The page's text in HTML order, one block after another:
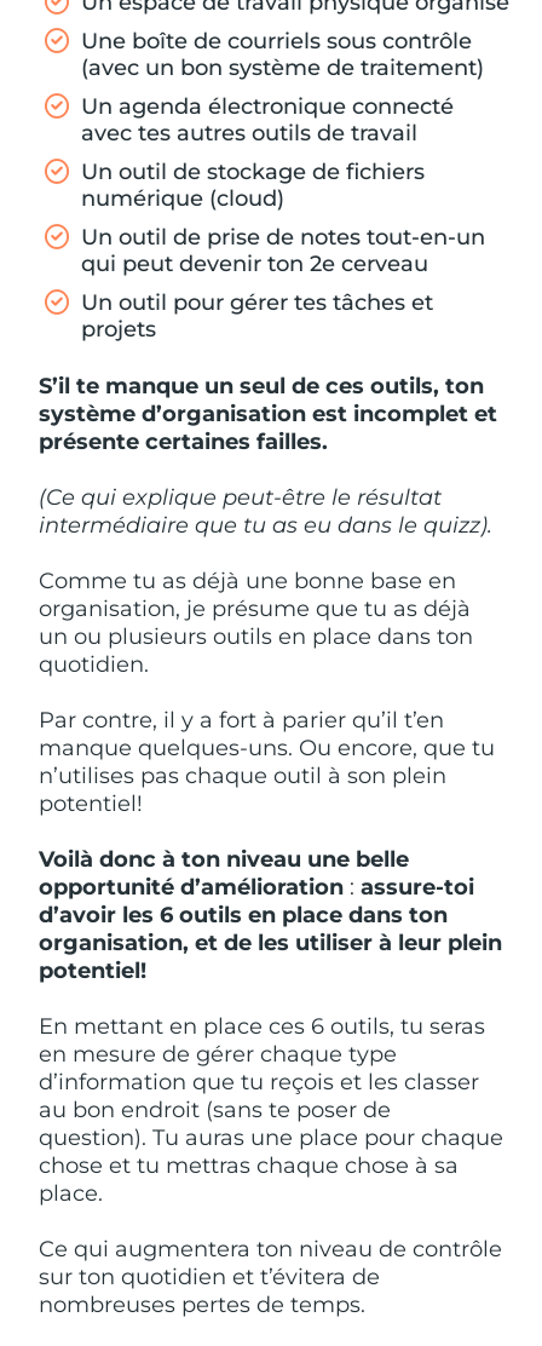
Une boîte de courriels sous contrôle
(avec un bon système de traitement)
Un agenda électronique connecté
avec tes autres outils de travail
Un outil de stockage de fichiers
numérique (cloud)
Un outil de prise de notes tout-en-un
qui peut devenir ton 2e cerveau
Un outil pour gérer tes tâches et
projets
S’il te manque un seul de ces outils, ton
système d’organisation est incomplet et
présente certaines failles.
(Ce qui explique peut-être le résultat
intermédiaire que tu as eu dans le quizz).
Comme tu as déjà une bonne base en
organisation, je présume que tu as déjà
un ou plusieurs outils en place dans ton
quotidien.
Par contre, il y a fort à parier qu’il t’en
manque quelques-uns. Ou encore, que tu
n’utilises pas chaque outil à son plein
potentiel!
Voilà donc à ton niveau une belle
opportunité d’amélioration : assure-toi
d’avoir les 6 outils en place dans ton
organisation, et de les utiliser à leur plein
potentiel!
En mettant en place ces 6 outils, tu seras
en mesure de gérer chaque type
d’information que tu reçois et les classer
au bon endroit (sans te poser de
question). Tu auras une place pour chaque
chose et tu mettras chaque chose à sa
place.
Ce qui augmentera ton niveau de contrôle
sur ton quotidien et t’évitera de
nombreuses pertes de temps.